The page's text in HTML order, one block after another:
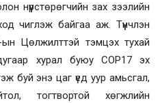
нүүрстөрөгчийн зах зээлийн
чиглэж байгаа аж. Түүнчлэн
Цөлжилттэй тэмцэх тухай
хурал буюу COP17 эх
буй энэ цаг үед уур амьсгал,
тогтвортой хөгжлийн